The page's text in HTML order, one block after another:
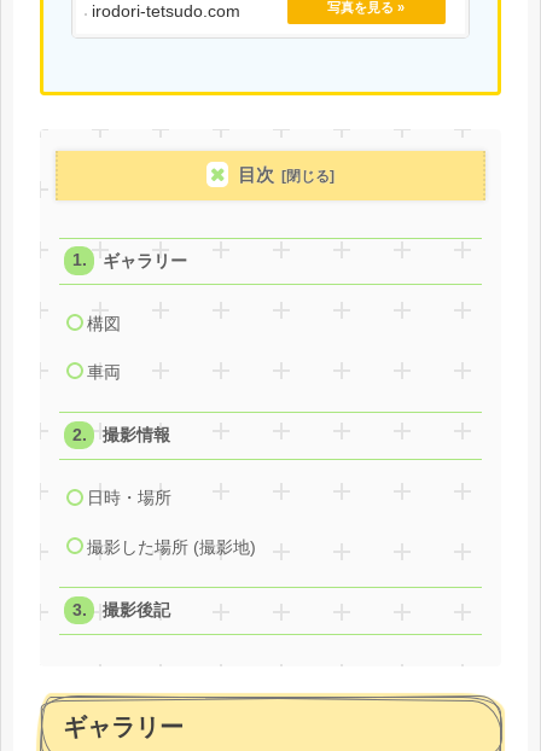
irodori-tetsudo.com
目次
ギャラリー
構図
車両
撮影情報
日時・場所
撮影した場所 (撮影地)
撮影後記
ギャラリー